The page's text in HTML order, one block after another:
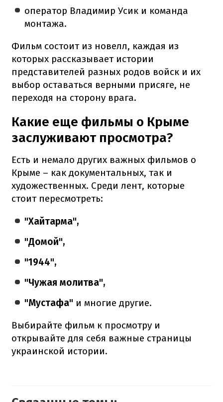
оператор Владимир Усик и команда
монтажа.
Фильм состоит из новелл, каждая из
которых рассказывает истории
представителей разных родов войск и их
выбор оставаться верными присяге, не
переходя на сторону врага.
Какие еще фильмы о Крыме
заслуживают просмотра?
Есть и немало других важных фильмов о
Крыме – как документальных, так и
художественных. Среди лент, которые
стоит пересмотреть:
"Хайтарма",
"Домой",
"1944",
"Чужая молитва",
"Мустафа" и многие другие.
Выбирайте фильм к просмотру и
открывайте для себя важные страницы
украинской истории.